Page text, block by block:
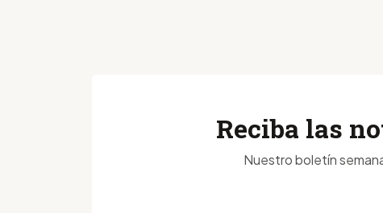
Reciba las
Nuestro boletín